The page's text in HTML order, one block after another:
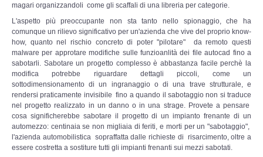
Sblocco PIN Smartphone
Recupero dati
Prevenzione Frode
CYBER SECURITY
Security Management
magari organizzandoli come gli scaffali di una libreria per categorie.
L'aspetto più preoccupante non sta tanto nello spionaggio, che ha
comunque un rilievo significativo per un'azienda che vive del proprio know-
how, quanto nel rischio concreto di poter "pilotare" da remoto questi
malware per approtare modifiche sulle funzioanlità dei file autocad fino a
sabotarli. Sabotare un progetto complesso è abbastanza facile perchè la
modifica potrebbe riguardare dettagli piccoli, come un
sottodimensionamento di un ingranaggio o di una trave strutturale, e
rendersi praticamente invisibile fino a quando il sabotaggio non si traduce
nel progetto realizzato in un danno o in una strage. Provete a pensare
cosa significherebbe sabotare il progetto di un impianto frenante di un
automezzo: centinaia se non migliaia di feriti, e morti per un "sabotaggio",
l'azienda automobilistica sopraffatta dalle richieste di risarcimento, oltre a
essere costretta a sostiture tutti gli impianti frenanti sui mezzi sabotati.